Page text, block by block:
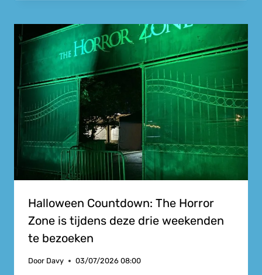
Halloween Countdown: The Horror
Zone is tijdens deze drie weekenden
te bezoeken
Door Davy 03/07/2026 08:00